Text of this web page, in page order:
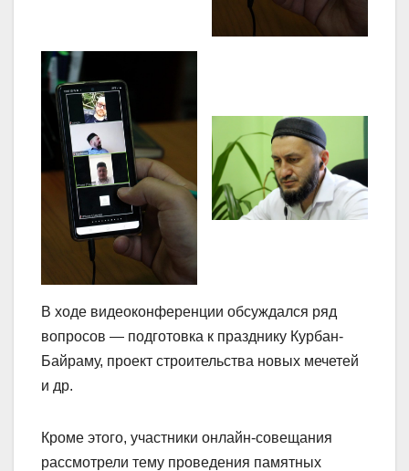
В ходе видеоконференции обсуждался ряд
вопросов — подготовка к празднику Курбан-
Байраму, проект строительства новых мечетей
и др.
Кроме этого, участники онлайн-совещания
рассмотрели тему проведения памятных